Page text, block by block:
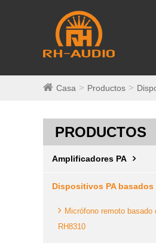
Casa Productos
PRODUCTOS
Amplificadores PA
Dispositivos PA basados
Micrófono remoto basado
RH8310